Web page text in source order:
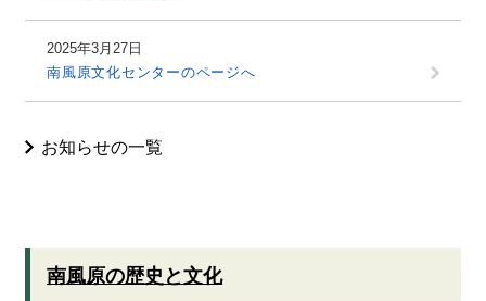
2025年3月27日
南風原文化センターのページへ
お知らせの一覧
南風原の歴史と文化